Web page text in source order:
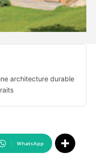
architecture durable
WhatsApp